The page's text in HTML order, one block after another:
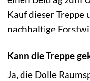
Kauf dieser Treppe
nachhaltige
Kann die Treppe
Ja, die Dolle